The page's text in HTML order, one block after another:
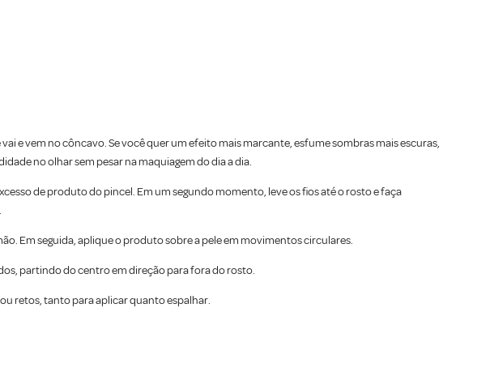
e vem no côncavo. Se você quer um efeito mais marcante, esfume sombras mais escuras,
no olhar sem pesar na maquiagem do dia a dia.
de produto do pincel. Em um segundo momento, leve os fios até o rosto e faça
Em seguida, aplique o produto sobre a pele em movimentos circulares.
partindo do centro em direção para fora do rosto.
retos, tanto para aplicar quanto espalhar.